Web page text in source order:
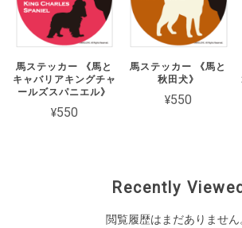
馬ステッカー 《馬と
キャバリアキングチャ
ールズスパニエル》
¥550
馬ステッカー 《馬と
秋田犬》
¥550
Recently Viewed
閲覧履歴はまだありません